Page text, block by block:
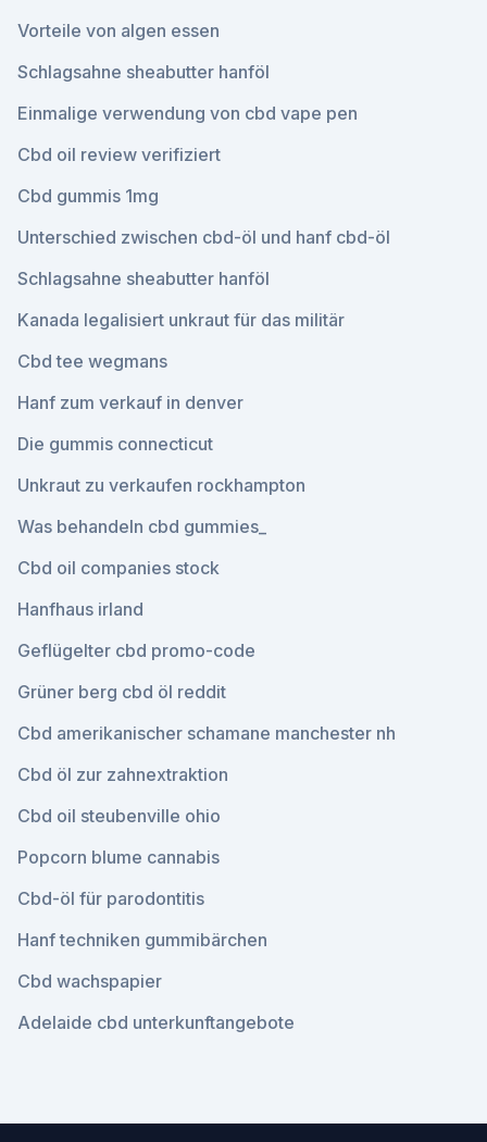
Vorteile von algen essen
Schlagsahne sheabutter hanföl
Einmalige verwendung von cbd vape pen
Cbd oil review verifiziert
Cbd gummis 1mg
Unterschied zwischen cbd-öl und hanf cbd-öl
Schlagsahne sheabutter hanföl
Kanada legalisiert unkraut für das militär
Cbd tee wegmans
Hanf zum verkauf in denver
Die gummis connecticut
Unkraut zu verkaufen rockhampton
Was behandeln cbd gummies_
Cbd oil companies stock
Hanfhaus irland
Geflügelter cbd promo-code
Grüner berg cbd öl reddit
Cbd amerikanischer schamane manchester nh
Cbd öl zur zahnextraktion
Cbd oil steubenville ohio
Popcorn blume cannabis
Cbd-öl für parodontitis
Hanf techniken gummibärchen
Cbd wachspapier
Adelaide cbd unterkunftangebote